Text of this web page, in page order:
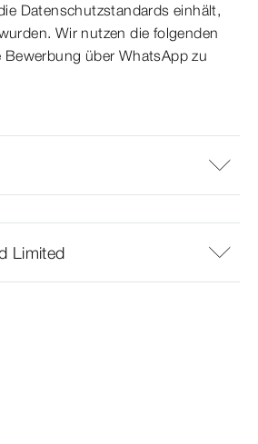
Datenschutzstandards einhält,
Wir nutzen die folgenden
Bewerbung über WhatsApp zu
Limited